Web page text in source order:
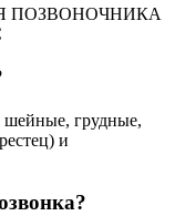
ПОЗВОНОЧНИКА
шейные, грудные,
и